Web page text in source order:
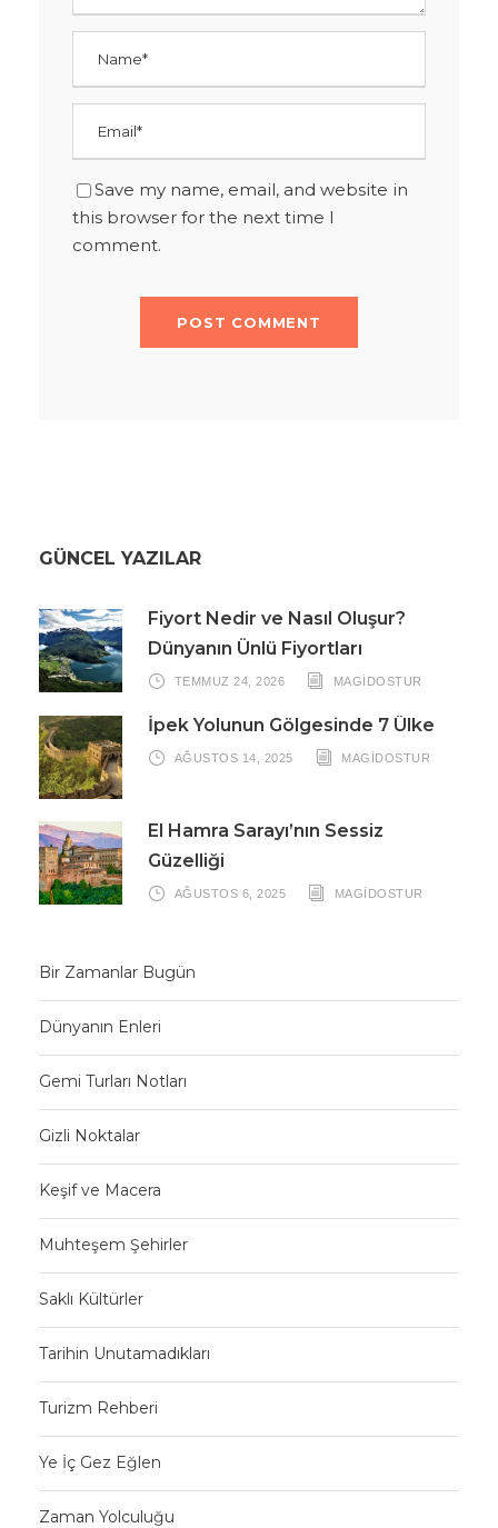
Save my name, email, and website in
this browser for the next time I
comment.
GÜNCEL YAZILAR
Fiyort Nedir ve Nasıl Oluşur?
Dünyanın Ünlü Fiyortları
TEMMUZ 24, 2026 MAGIDOSTUR
İpek Yolunun Gölgesinde 7 Ülke
AĞUSTOS 14, 2025 MAGIDOSTUR
El Hamra Sarayı’nın Sessiz
Güzelliği
AĞUSTOS 6, 2025 MAGIDOSTUR
Bir Zamanlar Bugün
Dünyanın Enleri
Gemi Turları Notları
Gizli Noktalar
Keşif ve Macera
Muhteşem Şehirler
Saklı Kültürler
Tarihin Unutamadıkları
Turizm Rehberi
Ye İç Gez Eğlen
Zaman Yolculuğu